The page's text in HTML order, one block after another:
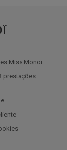
Miss Monoï
prestações